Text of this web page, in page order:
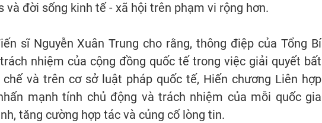
đời sống kinh tế - xã hội trên phạm vi rộng hơn.
sĩ Nguyễn Xuân Trung cho rằng, thông điệp của Tổng Bí
nhiệm của cộng đồng quốc tế trong việc giải quyết bất
và trên cơ sở luật pháp quốc tế, Hiến chương Liên hợp
mạnh tính chủ động và trách nhiệm của mỗi quốc gia
tăng cường hợp tác và củng cố lòng tin.